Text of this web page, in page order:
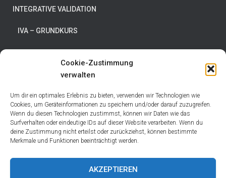
Cookie-Zustimmung
verwalten
Um dir ein optimales Erlebnis zu bieten, verwenden wir Technologien wie
Cookies, um Geräteinformationen zu speichern und/oder darauf zuzugreifen.
Wenn du diesen Technologien zustimmst, können wir Daten wie das
Surfverhalten oder eindeutige IDs auf dieser Website verarbeiten. Wenn du
deine Zustimmung nicht erteilst oder zurückziehst, können bestimmte
Merkmale und Funktionen beeinträchtigt werden.
AKZEPTIEREN
INTEGRATIVE VALIDATION
IVA – GRUNDKURS
DEMENZ BALANCE-MODELL
SEMINAR
PREISE